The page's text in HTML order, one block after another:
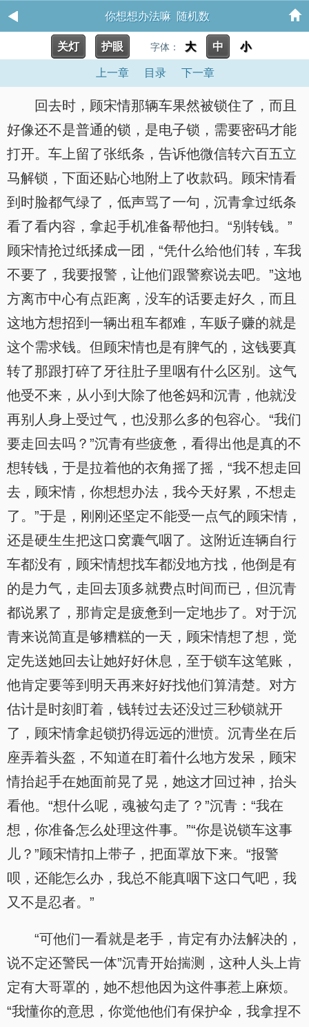
你想想办法嘛 随机数
关灯 护眼 字体： 大 中 小
上一章 目录 下一章
回去时，顾宋情那辆车果然被锁住了，而且
好像还不是普通的锁，是电子锁，需要密码才能
打开。车上留了张纸条，告诉他微信转六百五立
马解锁，下面还贴心地附上了收款码。顾宋情看
到时脸都气绿了，低声骂了一句，沉青拿过纸条
看了看内容，拿起手机准备帮他扫。“别转钱。”
顾宋情抢过纸揉成一团，“凭什么给他们转，车我
不要了，我要报警，让他们跟警察说去吧。”这地
方离市中心有点距离，没车的话要走好久，而且
这地方想招到一辆出租车都难，车贩子赚的就是
这个需求钱。但顾宋情也是有脾气的，这钱要真
转了那跟打碎了牙往肚子里咽有什么区别。这气
他受不来，从小到大除了他爸妈和沉青，他就没
再别人身上受过气，也没那么多的包容心。“我们
要走回去吗？”沉青有些疲惫，看得出他是真的不
想转钱，于是拉着他的衣角摇了摇，“我不想走回
去，顾宋情，你想想办法，我今天好累，不想走
了。”于是，刚刚还坚定不能受一点气的顾宋情，
还是硬生生把这口窝囊气咽了。这附近连辆自行
车都没有，顾宋情想找车都没地方找，他倒是有
的是力气，走回去顶多就费点时间而已，但沉青
都说累了，那肯定是疲惫到一定地步了。对于沉
青来说简直是够糟糕的一天，顾宋情想了想，觉
定先送她回去让她好好休息，至于锁车这笔账，
他肯定要等到明天再来好好找他们算清楚。对方
估计是时刻盯着，钱转过去还没过三秒锁就开
了，顾宋情拿起锁扔得远远的泄愤。沉青坐在后
座弄着头盔，不知道在盯着什么地方发呆，顾宋
情抬起手在她面前晃了晃，她这才回过神，抬头
看他。“想什么呢，魂被勾走了？”沉青：“我在
想，你准备怎么处理这件事。”“你是说锁车这事
儿？”顾宋情扣上带子，把面罩放下来。“报警
呗，还能怎么办，我总不能真咽下这口气吧，我
又不是忍者。”
“可他们一看就是老手，肯定有办法解决的，
说不定还警民一体”沉青开始揣测，这种人头上肯
定有大哥罩的，她不想他因为这件事惹上麻烦。
“我懂你的意思，你觉他他们有保护伞，我拿捏不